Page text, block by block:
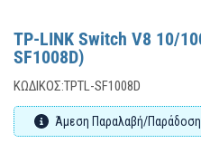
TP-LINK Switch V8 10/
SF1008D)
ΚΩΔΙΚΌΣ:TPTL-SF1008D
Άμεση Παραλαβή/